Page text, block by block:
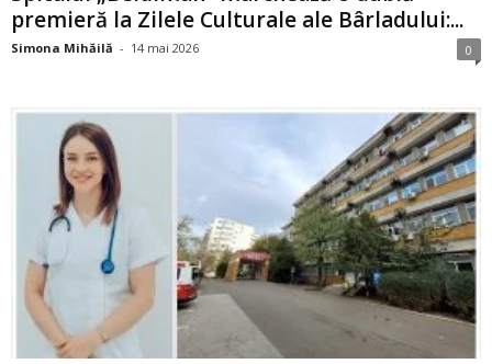
premieră la Zilele Culturale ale Bârladului:...
Simona Mihăilă - 14 mai 2026 0